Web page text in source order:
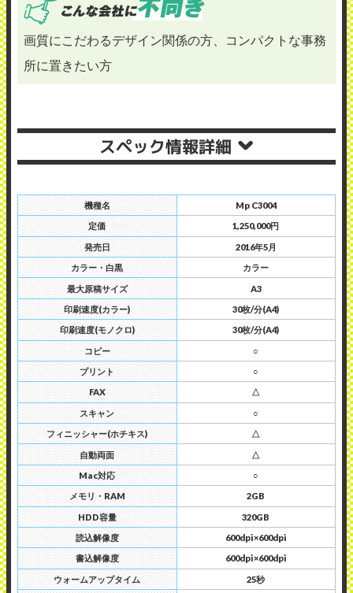
画質にこだわるデザイン関係の方、コンパクトな事務
所に置きたい方
スペック情報詳細
機種名 Mp C3004
定価 1,250,000円
発売日 2016年5月
カラー・白黒 カラー
最大原稿サイズ A3
印刷速度(カラー) 30枚/分(A4)
印刷速度(モノクロ) 30枚/分(A4)
コピー ○
プリント ○
FAX △
スキャン ○
フィニッシャー(ホチキス) △
自動両面 △
Mac対応 ○
メモリ・RAM 2GB
HDD容量 320GB
読込解像度 600dpi×600dpi
書込解像度 600dpi×600dpi
ウォームアップタイム 25秒